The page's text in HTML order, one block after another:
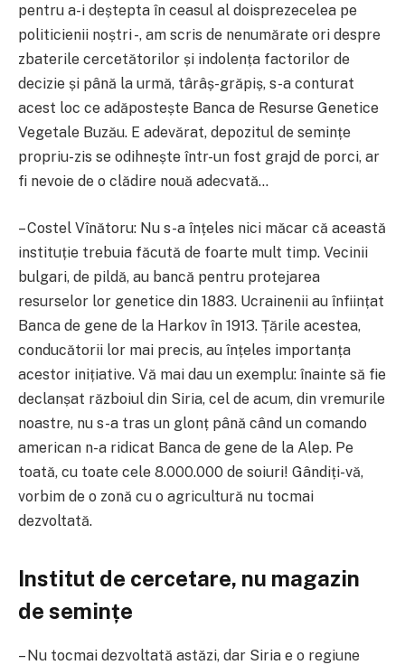
pentru a-i deștepta în ceasul al doisprezecelea pe
politicienii noștri -, am scris de nenumărate ori despre
zbaterile cercetătorilor și indolența factorilor de
decizie și până la urmă, târâș-grăpiș, s-a conturat
acest loc ce adăpostește Banca de Resurse Genetice
Vegetale Buzău. E adevărat, depozitul de semințe
propriu-zis se odihnește într-un fost grajd de porci, ar
fi nevoie de o clădire nouă adecvată…
– Costel Vînătoru: Nu s-a înțeles nici măcar că această
instituție trebuia făcută de foarte mult timp. Vecinii
bulgari, de pildă, au bancă pentru protejarea
resurselor lor genetice din 1883. Ucrainenii au înființat
Banca de gene de la Harkov în 1913. Țările acestea,
conducătorii lor mai precis, au înțeles importanța
acestor inițiative. Vă mai dau un exemplu: înainte să fie
declanșat războiul din Siria, cel de acum, din vremurile
noastre, nu s-a tras un glonț până când un comando
american n-a ridicat Banca de gene de la Alep. Pe
toată, cu toate cele 8.000.000 de soiuri! Gândiți-vă,
vorbim de o zonă cu o agricultură nu tocmai
dezvoltată.
Institut de cercetare, nu magazin
de semințe
– Nu tocmai dezvoltată astăzi, dar Siria e o regiune